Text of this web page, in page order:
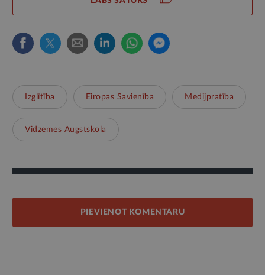
Izglītība Eiropas Savienība Medijpratība
Vidzemes Augstskola
PIEVIENOT KOMENTĀRU